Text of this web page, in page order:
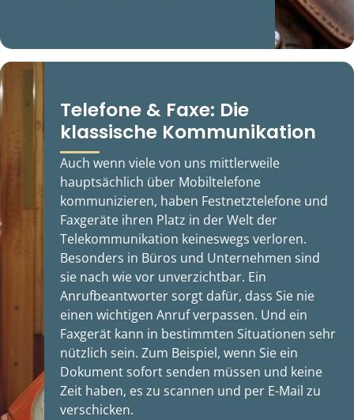
Telefone & Faxe: Die
klassische Kommunikation
Auch wenn viele von uns mittlerweile
hauptsächlich über Mobiltelefone
kommunizieren, haben Festnetztelefone und
Faxgeräte ihren Platz in der Welt der
Telekommunikation keineswegs verloren.
Besonders in Büros und Unternehmen sind
sie nach wie vor unverzichtbar. Ein
Anrufbeantworter sorgt dafür, dass Sie nie
einen wichtigen Anruf verpassen. Und ein
Faxgerät kann in bestimmten Situationen sehr
nützlich sein. Zum Beispiel, wenn Sie ein
Dokument sofort senden müssen und keine
Zeit haben, es zu scannen und per E-Mail zu
verschicken.